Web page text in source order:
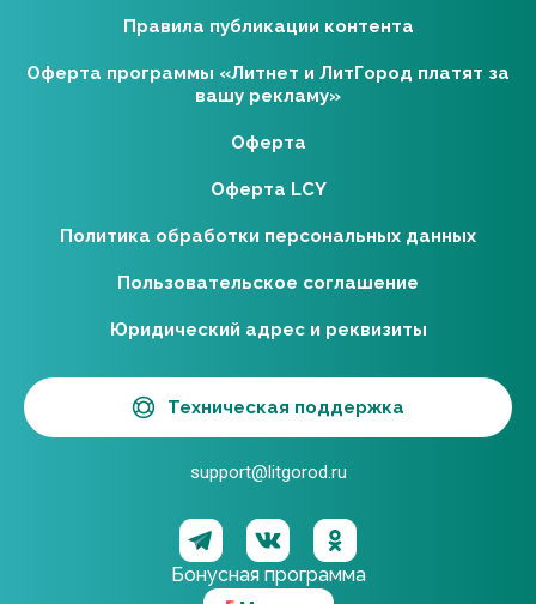
Бонусная программа
Правила публикации контента
Оферта программы «Литнет и ЛитГород платят за
вашу рекламу»
Оферта
Оферта LCY
Политика обработки персональных данных
Пользовательское соглашение
Юридический адрес и реквизиты
Техническая поддержка
support@litgorod.ru